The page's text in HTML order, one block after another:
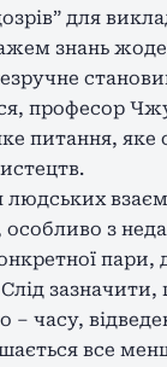
для
знань
професор
питання, яке
людських
з
пари,
Слід
часу,
все